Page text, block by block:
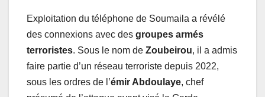
Exploitation du téléphone de Soumaila a révélé
des connexions avec des groupes armés
terroristes. Sous le nom de Zoubeirou, il a admis
faire partie d’un réseau terroriste depuis 2022,
sous les ordres de l’émir Abdoulaye, chef